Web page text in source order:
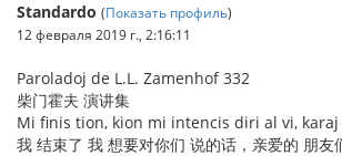
Standardo (Показать профиль)
12 февраля 2019 г., 2:16:11
Paroladoj de L.L. Zamenhof 332
柴门霍夫 演讲集
Mi finis tion, kion mi intencis diri al vi, karaj
我 结束了 我 想要对你们 说的话，亲爱的 朋友